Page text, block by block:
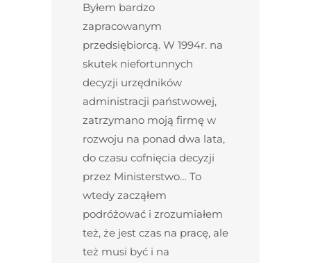
Byłem bardzo
zapracowanym
przedsiębiorcą. W 1994r. na
skutek niefortunnych
decyzji urzędników
administracji państwowej,
zatrzymano moją firmę w
rozwoju na ponad dwa lata,
do czasu cofnięcia decyzji
przez Ministerstwo… To
wtedy zacząłem
podróżować i zrozumiałem
też, że jest czas na pracę, ale
też musi być i na